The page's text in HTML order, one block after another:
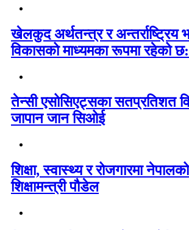
खेलकुद अर्थतन्त्र र अन्तर्राष्ट्रिय
विकासको माध्यमका रूपमा रहेको
तेन्सी एसोसिएट्सका सतप्रतिशत
जापान जान सिओई
शिक्षा, स्वास्थ्य र रोजगारमा
शिक्षामन्त्री पौडेल